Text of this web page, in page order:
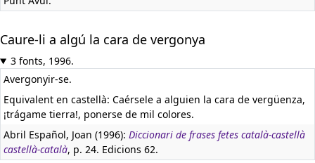
Caure-li a algú la cara de vergonya
3 fonts, 1996.
Avergonyir-se.
Equivalent en castellà: Caérsele a alguien la cara de vergüenza,
¡trágame tierra!, ponerse de mil colores.
Abril Español, Joan (1996): Diccionari de frases fetes català-castellà
castellà-català, p. 24. Edicions 62.